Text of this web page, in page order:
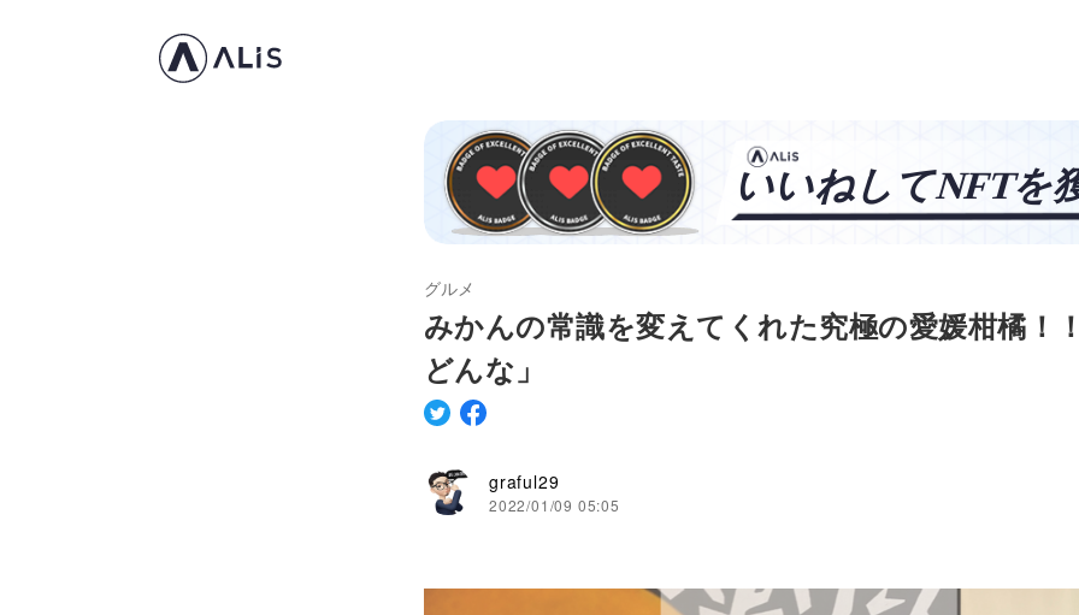
グルメ
みかんの常識を変えてくれた究極の愛媛柑橘！
どんな」
graful29
2022/01/09 05:05